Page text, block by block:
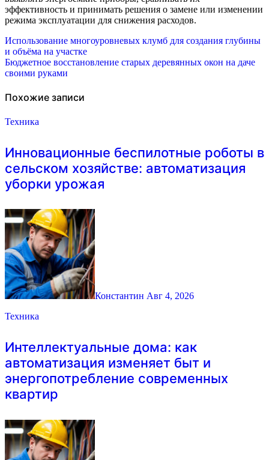
эффективность и принимать решения о замене или изменении
режима эксплуатации для снижения расходов.
Навигация
по
записям
Использование многоуровневых клумб для создания глубины
и объёма на участке
Бюджетное восстановление старых деревянных окон на даче
своими руками
Похожие записи
Техника
Инновационные беспилотные роботы в
сельском хозяйстве: автоматизация
уборки урожая
Константин Авг 4, 2026
Техника
Интеллектуальные дома: как
автоматизация изменяет быт и
энергопотребление современных
квартир